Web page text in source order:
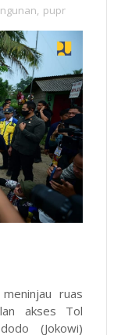
, pupr
ruas
akses Tol
(Jokowi)